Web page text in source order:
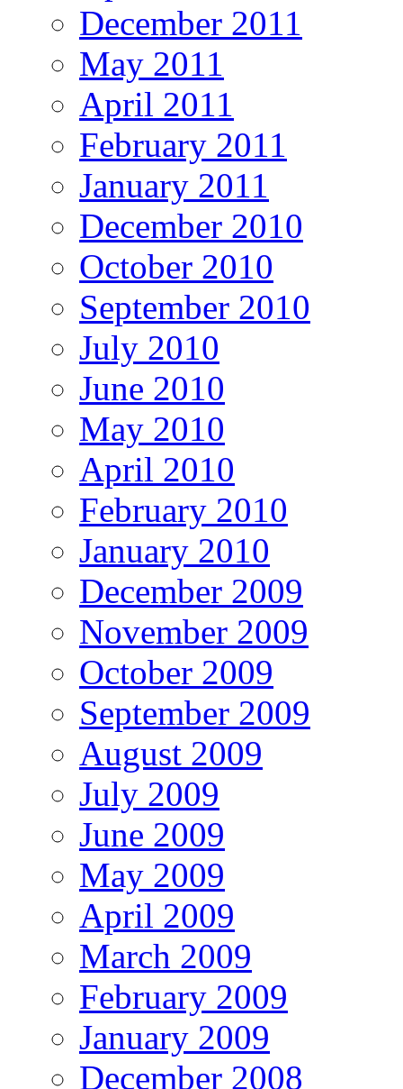
December 2011
May 2011
April 2011
February 2011
January 2011
December 2010
October 2010
September 2010
July 2010
June 2010
May 2010
April 2010
February 2010
January 2010
December 2009
November 2009
October 2009
September 2009
August 2009
July 2009
June 2009
May 2009
April 2009
March 2009
February 2009
January 2009
December 2008